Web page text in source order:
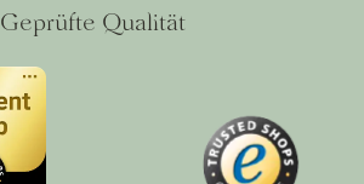
Geprüfte Qualität